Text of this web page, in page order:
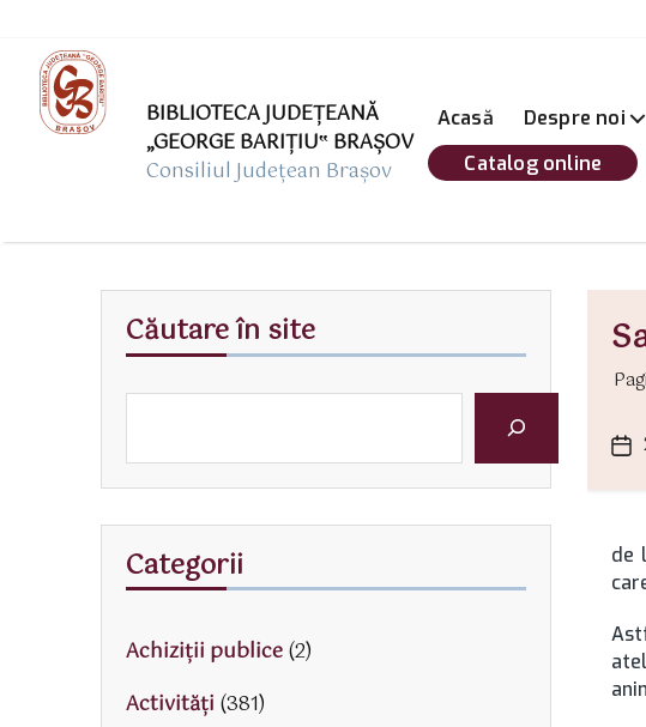
BIBLIOTECA JUDEȚEANĂ
„GEORGE BARIŢIU‟ BRAŞOV
Consiliul Județean Brașov
Acasă Despre noi
Catalog online
de
Căutare în site
Categorii
Achiziții publice(2)
Activităţi (381)